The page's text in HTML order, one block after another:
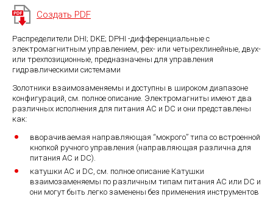
Создать PDF
Распределители DHI; DKE; DPHI -дифференциальные с
электромагнитным управлением, рех- или четырехлинейные, двух-
или трехпозиционные, предназначены для управления
гидравлическими системами
Золотники взаимозаменяемы и доступны в широком диапазоне
конфигураций, см. полное описание. Электромагниты имеют два
различных исполнения для питания АС и DC и они представлены
как:
вворачиваемая направляющая “мокрого” типа со встроенной
кнопкой ручного управления (направляющая различна для
питания АС и DC).
катушки АС и DC, см. полное описание Катушки
взаимозаменяемы по различным типам питания АС или DC и
они могут быть легко заменены без применения инструментов